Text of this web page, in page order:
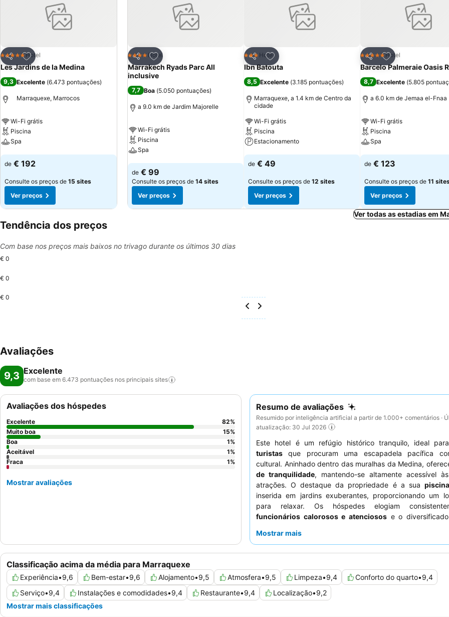
Partilhar
Adicionar aos favoritos
5 EstrelasHotel
Les Jardins de la Medina
9,3 Excelente (6.473 pontuações)
Marraquexe, Marrocos
Wi-Fi grátis
Piscina
Spa
Ver preços
de € 192
Consulte os preços de 15 sites
Ver preços
Partilhar
Adicionar aos favoritos
4 EstrelasHotel
Marrakech Ryads Parc All
inclusive
7,7 Boa (5.050 pontuações)
a 9.0 km de Jardim Majorelle
Wi-Fi grátis
Piscina
Spa
Ver preços
de € 99
Consulte os preços de 14 sites
Ver preços
Partilhar
Adicionar aos favoritos
3 Estrelas
Hotel
Ibn Batouta
8,5 Excelente (3.185 pontuações)
Marraquexe, a 1.4 km de Centro da
cidade
Wi-Fi grátis
Piscina
Estacionamento
Ver preços
de € 49
Consulte os preços de 12 sites
Ver preços
Partilhar
Adicionar aos
5 EstrelasHotel
Barcelo Palmeraie Oasis
8,7 Excelente (5.805
a 6.0 km de Jemaa el-Fnaa
Wi-Fi grátis
Piscina
Spa
Ver preços
de € 123
Consulte os preços de 11
Ver preços
Ver todas as estadias em
Tendência dos preços
Com base nos preços mais baixos no trivago durante os últimos 30 dias
€ 0
€ 0
€ 0
Avaliações
9,3 Excelente
com base em 6.473 pontuações nos principais sites
Resumo de avaliações
Resumido por inteligência artificial a partir de 1.000+ comentários ·
atualização: 30 Jul 2026
Este hotel é um refúgio histórico tranquilo, ideal
turistas que procuram uma escapadela pacífica
cultural. Aninhado dentro das muralhas da Medina,
de tranquilidade, mantendo-se altamente acessível
atrações. O destaque da propriedade é a sua
inserida em jardins exuberantes, proporcionando um
para relaxar. Os hóspedes elogiam
funcionários calorosos e atenciosose o
experiência verdadeiramente autêntica, considere um
Mostrar mais
Classificação acima da média para Marraquexe
Experiência•9,6 Bem-estar•9,6 Alojamento•9,5 Atmosfera•9,5 Limpeza•9,4 Conforto do quarto•9,4
Serviço•9,4 Instalações e comodidades•9,4 Restaurante•9,4 Localização•9,2
Mostrar mais classificações
Avaliações dos hóspedes
Excelente 82%
Muito boa
15%
Boa
1%
Aceitável
1%
Fraca
1%
Mostrar avaliações